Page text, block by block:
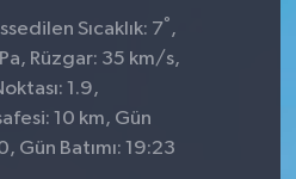
Sıcaklık: 7° ,
Rüzgar: 35 km/s,
1.9,
10 km, Gün
Gün Batımı: 19:23